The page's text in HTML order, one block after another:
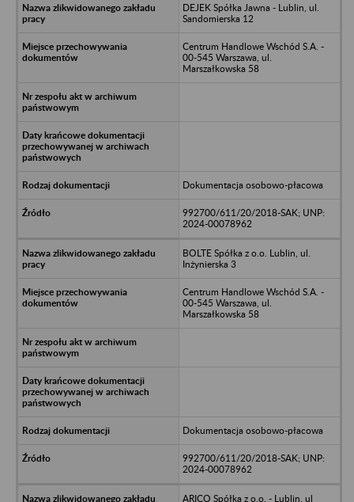
DEJEK Spółka Jawna - Lublin, ul.
Sandomierska 12
Centrum Handlowe Wschód S.A. -
00-545 Warszawa, ul.
Marszałkowska 58
Dokumentacja osobowo-płacowa
992700/611/20/2018-SAK; UNP:
2024-00078962
BOLTE Spółka z o.o. Lublin, ul.
Inżynierska 3
Centrum Handlowe Wschód S.A. -
00-545 Warszawa, ul.
Marszałkowska 58
Dokumentacja osobowo-płacowa
992700/611/20/2018-SAK; UNP:
2024-00078962
ARICO Spółka z o.o. - Lublin, ul